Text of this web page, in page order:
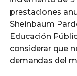
prestaciones
Sheinbaum
Educación
considerar que
demandas del